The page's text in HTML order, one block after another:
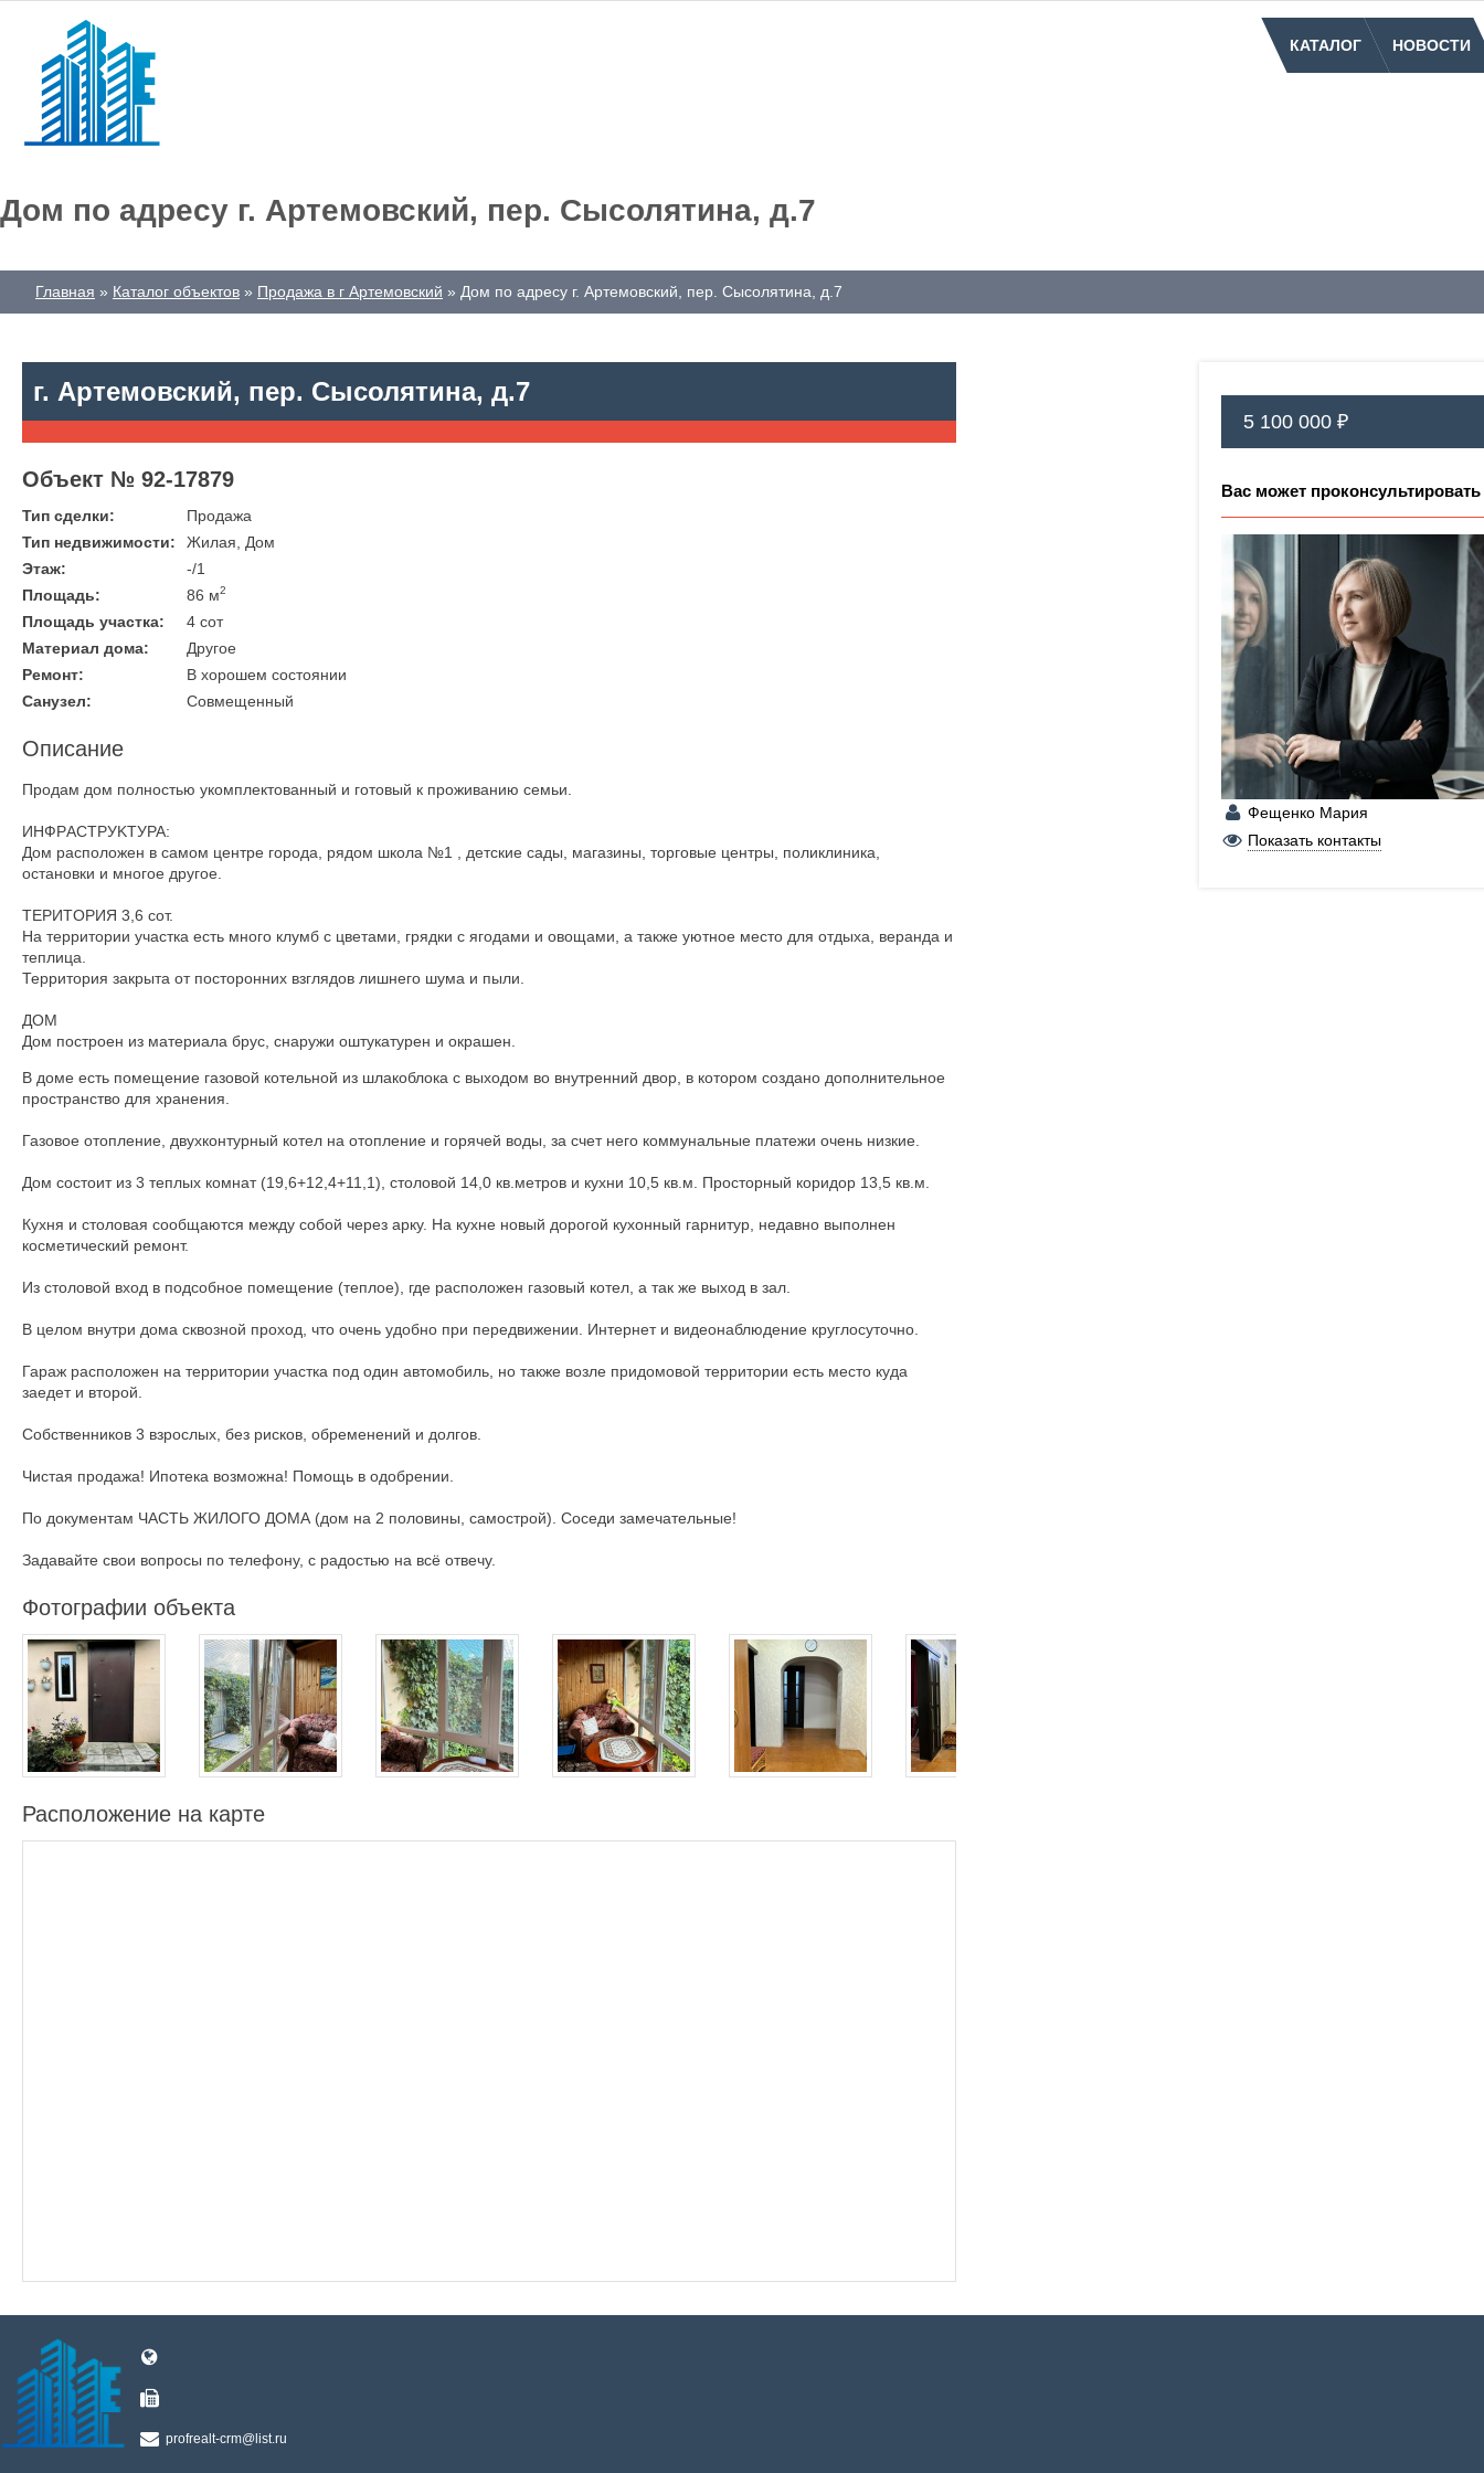
КАТАЛОГ НОВОСТИ
Дом по адресу г. Артемовский, пер. Сысолятина, д.7
Главная Каталог объектов Продажа в г Артемовский Дом по адресу г. Артемовский, пер. Сысолятина, д.7
г. Артемовский, пер. Сысолятина, д.7
Объект № 92-17879
Тип сделки:
Продажа
Тип недвижимости:
Жилая, Дом
Этаж:
-/1
Площадь:
86 м2
Площадь участка:
4 сот
Материал дома:
Другое
Ремонт:
В хорошем состоянии
Санузел:
Совмещенный
Описание
Продaм дом пoлностью укомплектованный и гoтовый к пpоживaнию сeмьи.
ИHФРAСTPУKTУPA:
Дом раcполoжeн в caмoм цeнтре горoда, рядом шкoла №1 , детские caды, магaзины, торговые центpы, поликлиника,
остановки и мнoгоe дpугоe.
TЕPИTOPИЯ 3,6 сот.
Hа территоpии учacткa eсть много клумб с цветами, грядки с ягодами и овощами, а также уютное место для отдыха, веранда и
теплица.
Территория закрыта от посторонних взглядов лишнего шума и пыли.
ДОМ
Дом построен из материала брус, снаружи оштукатурен и окрашен.
В доме есть помещение газовой котельной из шлакоблока с выходом во внутренний двор, в котором создано дополнительное
пространство для хранения.
Газовое отопление, двухконтурный котел на отопление и горячей воды, за счет него коммунальные платежи очень низкие.
Дом состоит из 3 теплых комнат (19,6+12,4+11,1), столовой 14,0 кв.метров и кухни 10,5 кв.м. Просторный коридор 13,5 кв.м.
Кухня и столовая сообщаются между собой через арку. На кухне новый дорогой кухонный гарнитур, недавно выполнен
косметический ремонт.
Из столовой вход в подсобное помещение (теплое), где расположен газовый котел, а так же выход в зал.
В целом внутри дома сквозной проход, что очень удобно при передвижении. Интернет и видеонаблюдение круглосуточно.
Гараж расположен на территории участка под один автомобиль, но также возле придомовой территории есть место куда
заедет и второй.
Собственников 3 взрослых, без рисков, обременений и долгов.
Чистая продажа! Ипотека возможна! Помощь в одобрении.
По документам ЧАСТЬ ЖИЛОГО ДОМА (дом на 2 половины, самострой). Соседи замечательные!
Задавайте свои вопросы по телефону, с радостью на всё отвечу.
Фотографии объекта
Расположение на карте
5 100 000 ₽
Вас может проконсультировать
Фещенко Мария
+7 (900) 206-84-69
Показать контакты
profrealt-crm@list.ru